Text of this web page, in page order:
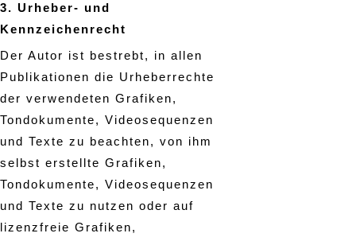
3. Urheber- und
Kennzeichenrecht
Der Autor ist bestrebt, in allen
Publikationen die Urheberrechte
der verwendeten Grafiken,
Tondokumente, Videosequenzen
und Texte zu beachten, von ihm
selbst erstellte Grafiken,
Tondokumente, Videosequenzen
und Texte zu nutzen oder auf
lizenzfreie Grafiken,